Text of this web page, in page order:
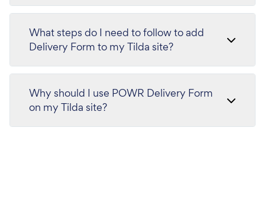
What steps do I need to follow to add
Delivery Form to my Tilda site?
Why should I use POWR Delivery Form
on my Tilda site?